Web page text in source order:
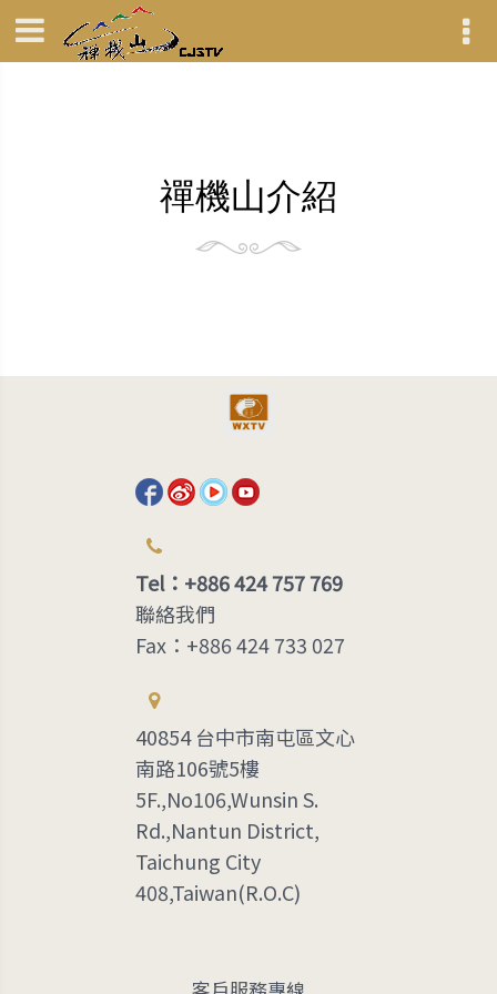
禪機山介紹
Tel：+886 424 757 769
聯絡我們
Fax：+886 424 733 027
40854 台中市南屯區文心
南路106號5樓
5F.,No106,Wunsin S.
Rd.,Nantun District,
Taichung City
408,Taiwan(R.O.C)